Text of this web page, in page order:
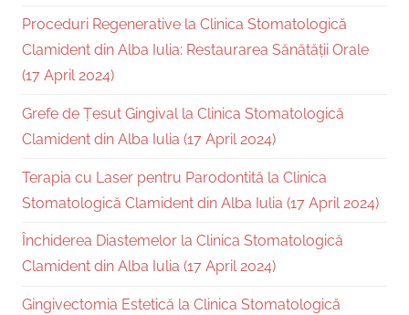
Proceduri Regenerative la Clinica Stomatologică
Clamident din Alba Iulia: Restaurarea Sănătății Orale
(17 April 2024)
Grefe de Țesut Gingival la Clinica Stomatologică
Clamident din Alba Iulia (17 April 2024)
Terapia cu Laser pentru Parodontită la Clinica
Stomatologică Clamident din Alba Iulia (17 April 2024)
Închiderea Diastemelor la Clinica Stomatologică
Clamident din Alba Iulia (17 April 2024)
Gingivectomia Estetică la Clinica Stomatologică